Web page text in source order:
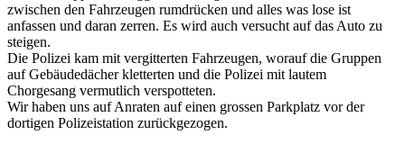
zwischen den Fahrzeugen rumdrücken und alles was lose ist
anfassen und daran zerren. Es wird auch versucht auf das Auto zu
steigen.
Die Polizei kam mit vergitterten Fahrzeugen, worauf die Gruppen
auf Gebäudedächer kletterten und die Polizei mit lautem
Chorgesang vermutlich verspotteten.
Wir haben uns auf Anraten auf einen grossen Parkplatz vor der
dortigen Polizeistation zurückgezogen.